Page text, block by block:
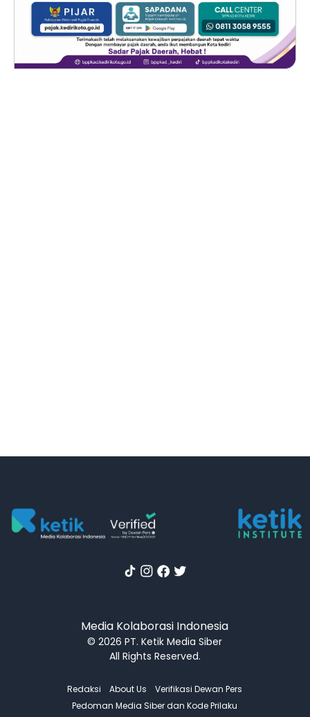
Media Kolaborasi Indonesia
© 2026 PT. Ketik Media Siber
All Rights Reserved.
Redaksi About Us
Verifikasi Dewan Pers
Pedoman Media Siber dan Kode Prilaku